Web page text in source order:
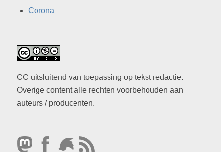
Corona
CC uitsluitend van toepassing op tekst redactie.
Overige content alle rechten voorbehouden aan
auteurs / producenten.